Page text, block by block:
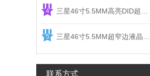
4
5
联系方式